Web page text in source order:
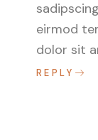
eirmod
dolor sit
REPLY